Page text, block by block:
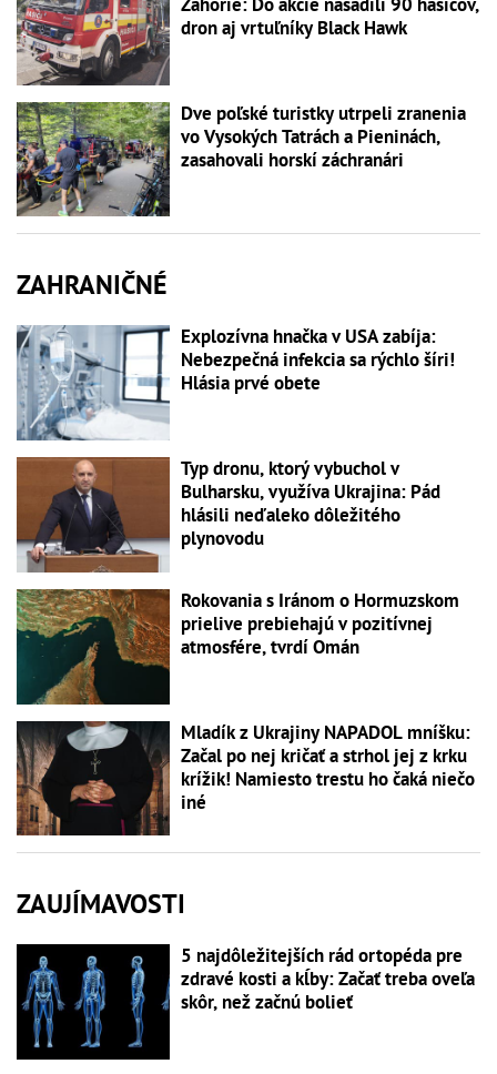
dron aj vrtuľníky Black Hawk
Dve poľské turistky utrpeli zranenia
vo Vysokých Tatrách a Pieninách,
zasahovali horskí záchranári
ZAHRANIČNÉ
Explozívna hnačka v USA zabíja:
Nebezpečná infekcia sa rýchlo šíri!
Hlásia prvé obete
Typ dronu, ktorý vybuchol v
Bulharsku, využíva Ukrajina: Pád
hlásili neďaleko dôležitého
plynovodu
Rokovania s Iránom o Hormuzskom
prielive prebiehajú v pozitívnej
atmosfére, tvrdí Omán
Mladík z Ukrajiny NAPADOL mníšku:
Začal po nej kričať a strhol jej z krku
krížik! Namiesto trestu ho čaká niečo
iné
ZAUJÍMAVOSTI
5 najdôležitejších rád ortopéda pre
zdravé kosti a kĺby: Začať treba oveľa
skôr, než začnú bolieť